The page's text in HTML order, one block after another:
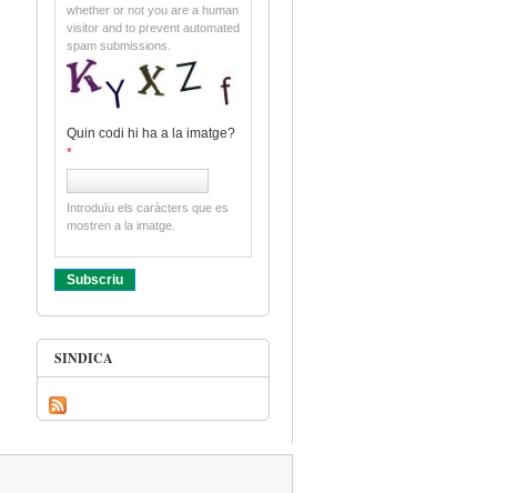
whether or not you are a human
visitor and to prevent automated
spam submissions.
Quin codi hi ha a la imatge?
*
Introduïu els caràcters que es
mostren a la imatge.
SINDICA